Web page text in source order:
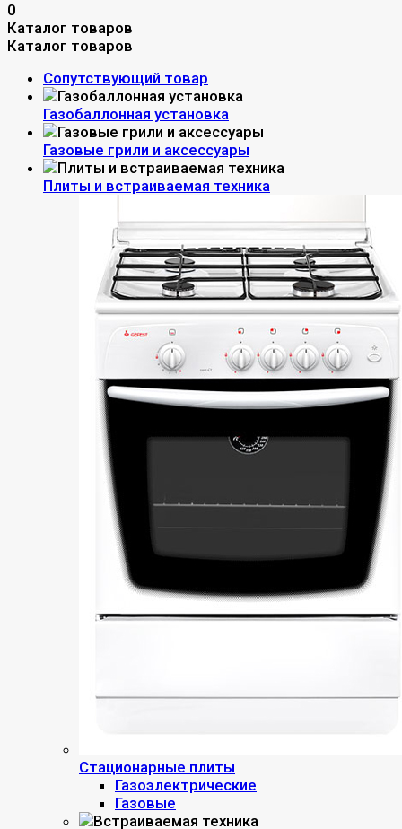
0
Каталог товаров
Каталог товаров
Сопутствующий товар
Газобаллонная установка
Газовые грили и аксессуары
Плиты и встраиваемая техника
Стационарные плиты
Газоэлектрические
Газовые